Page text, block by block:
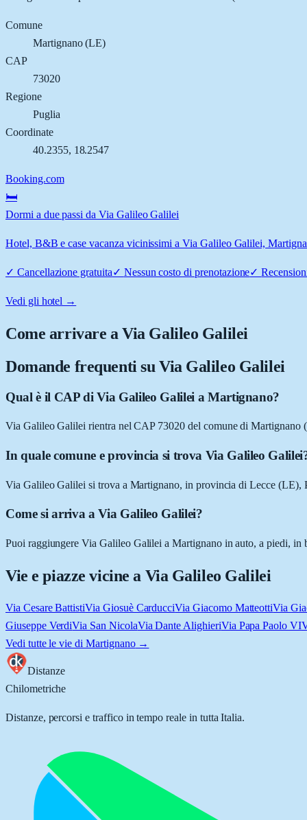
Comune
Martignano(LE)
CAP
73020
Regione
Puglia
Coordinate
40.2355, 18.2547
Booking.com
🛏️
Dormi a due passi da Via Galileo Galilei
Hotel, B&B e case vacanza vicinissimi a Via Galileo Galilei,
✓ Cancellazione gratuita✓ Nessun costo di prenotazione✓
Vedi gli hotel →
Come arrivare aVia Galileo Galilei
Domande frequenti su Via Galileo Galilei
Qual è il CAP di Via Galileo Galilei a Martignano?
Via Galileo Galilei rientra nel CAP 73020 del comune di Martignano
In quale comune e provincia si trova Via Galileo
Via Galileo Galilei si trova a Martignano, in provincia di Lecce (LE),
Come si arriva a Via Galileo Galilei?
Puoi raggiungere Via Galileo Galilei a Martignano in auto, a piedi, in
Vie e piazze vicine a Via Galileo Galilei
Via Cesare BattistiVia Giosuè CarducciVia Giacomo MatteottiVia
Giuseppe VerdiVia San NicolaVia Dante AlighieriVia Papa Paolo VI
Vedi tutte le vie di Martignano→
Distanze
Chilometriche
Distanze, percorsi e traffico in tempo reale in tutta Italia.